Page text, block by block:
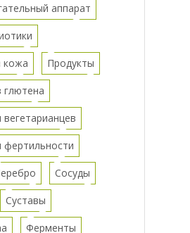
аппарат
кожа Продукты
глютена
фертильности
Сосуды
Суставы
Ферменты